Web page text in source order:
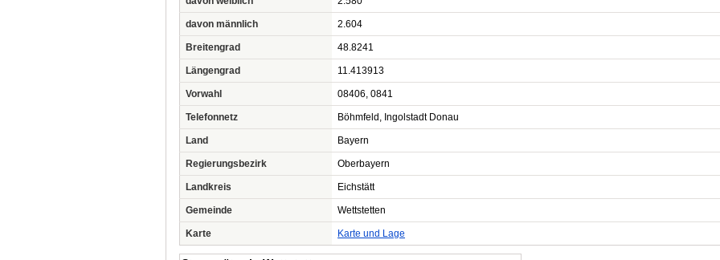
davon männlich 2.604
Breitengrad 48.8241
Längengrad 11.413913
Vorwahl 08406, 0841
Telefonnetz Böhmfeld, Ingolstadt Donau
Land Bayern
Regierungsbezirk Oberbayern
Landkreis Eichstätt
Gemeinde Wettstetten
Karte Karte und Lage